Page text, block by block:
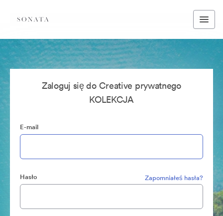
Zaloguj się do Creative prywatnego
KOLEKCJA
E-mail
Hasło Zapomniałeś hasła?